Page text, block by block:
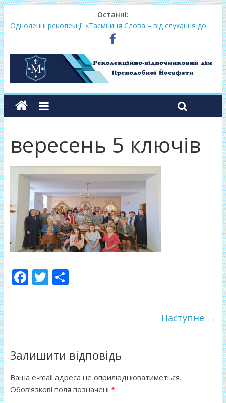
Останні:
Одноденні реколекції «Таємниця Слова – від слухання до
Lectio Divina – єв.Матея 2026
Нове життя в Христі – осінь 2026
Фундамент у вересні 2026
вересень 5 ключів
F
o
k
T П
т
и
ся
Наступне →
Залишити відповідь
Ваша e-mail адреса не оприлюднюватиметься.
Обов’язкові поля позначені *